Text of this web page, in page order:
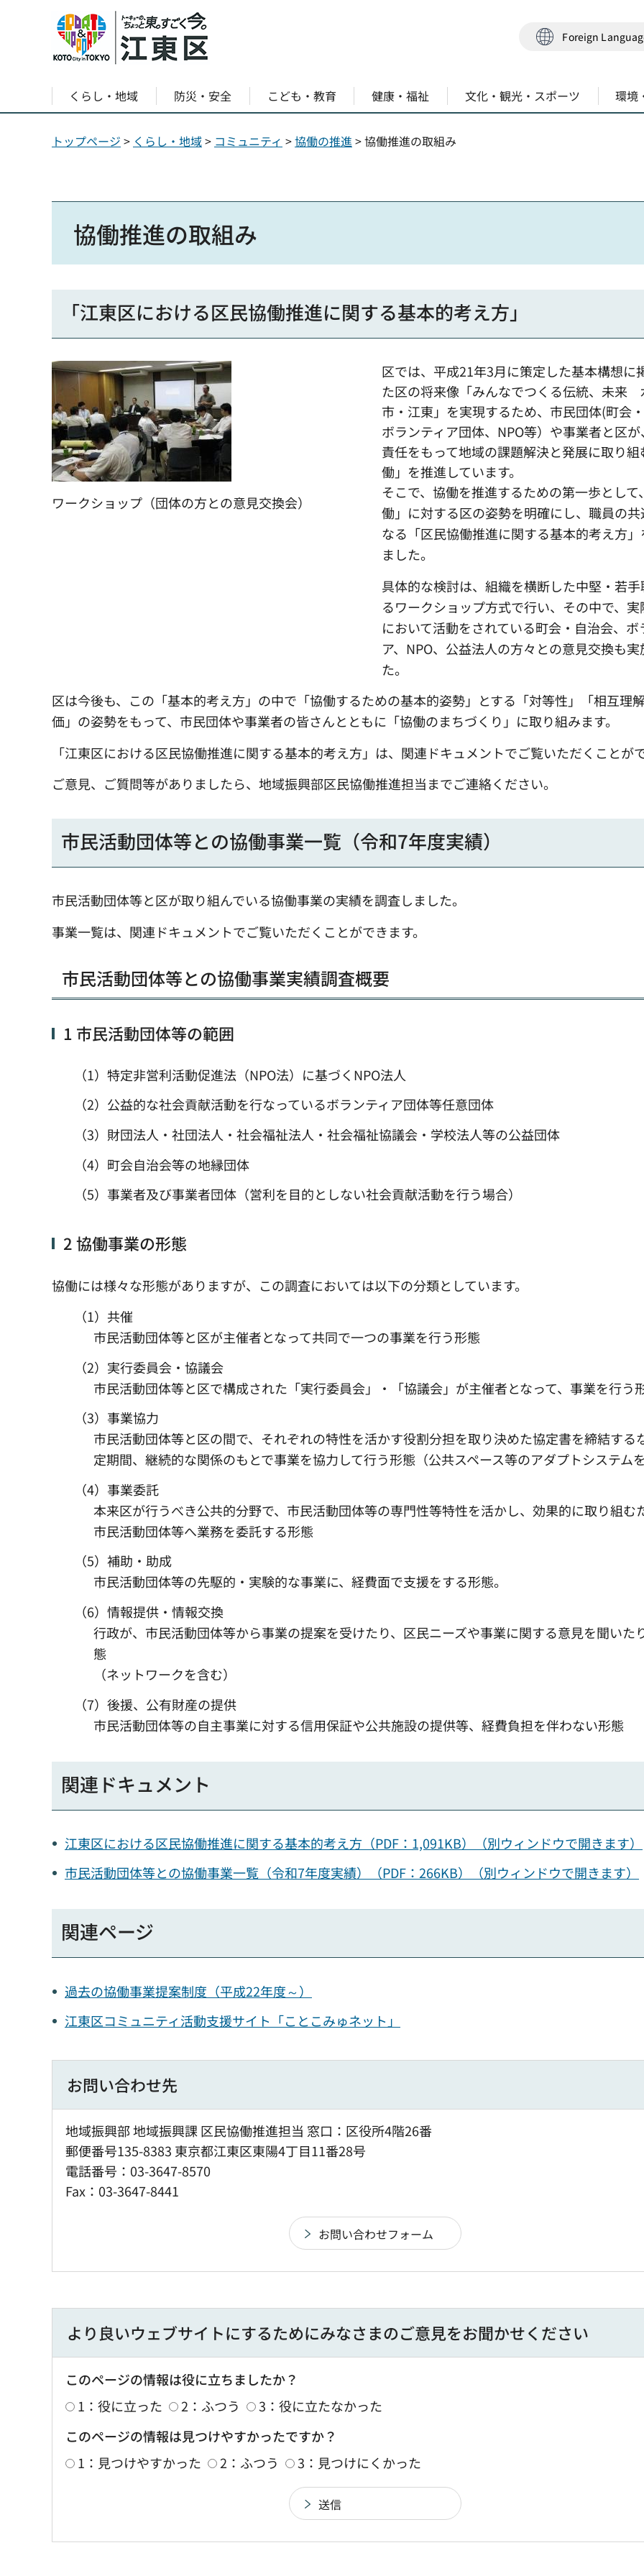
Foreign
くらし・地域 防災・安全 こども・教育 健康・福祉 文化・観光・スポーツ 環境
トップページ > くらし・地域> コミュニティ >協働の推進 > 協働推進の取組み
協働推進の取組み
「江東区における区民協働推進に関する基本的考え方」
ワークショップ（団体の方との意見交換会）
区では、平成21年3月に策定した基本構想に
た区の将来像「みんなでつくる伝統、未来
市・江東」を実現するため、市民団体(町会
ボランティア団体、NPO等）や事業者と区
責任をもって地域の課題解決と発展に取り組
働」を推進しています。
そこで、協働を推進するための第一歩として
働」に対する区の姿勢を明確にし、職員の
なる「区民協働推進に関する基本的考え方
ました。
具体的な検討は、組織を横断した中堅・若
るワークショップ方式で行い、その中で、
において活動をされている町会・自治会、ボ
ア、NPO、公益法人の方々との意見交換も
た。
区は今後も、この「基本的考え方」の中で「協働するための基本的姿勢」とする「対等性」「相互理
価」の姿勢をもって、市民団体や事業者の皆さんとともに「協働のまちづくり」に取り組みます。
「江東区における区民協働推進に関する基本的考え方」は、関連ドキュメントでご覧いただくことが
ご意見、ご質問等がありましたら、地域振興部区民協働推進担当までご連絡ください。
市民活動団体等との協働事業一覧（令和7年度実績）
市民活動団体等と区が取り組んでいる協働事業の実績を調査しました。
事業一覧は、関連ドキュメントでご覧いただくことができます。
市民活動団体等との協働事業実績調査概要
1 市民活動団体等の範囲
（1）特定非営利活動促進法（NPO法）に基づくNPO法人
（2）公益的な社会貢献活動を行なっているボランティア団体等任意団体
（3）財団法人・社団法人・社会福祉法人・社会福祉協議会・学校法人等の公益団体
（4）町会自治会等の地縁団体
（5）事業者及び事業者団体（営利を目的としない社会貢献活動を行う場合）
2 協働事業の形態
協働には様々な形態がありますが、この調査においては以下の分類としています。
（1）共催
市民活動団体等と区が主催者となって共同で一つの事業を行う形態
（2）実行委員会・協議会
市民活動団体等と区で構成された「実行委員会」・「協議会」が主催者となって、事業を行う
（3）事業協力
市民活動団体等と区の間で、それぞれの特性を活かす役割分担を取り決めた協定書を締結する
定期間、継続的な関係のもとで事業を協力して行う形態（公共スペース等のアダプトシステム
（4）事業委託
本来区が行うべき公共的分野で、市民活動団体等の専門性等特性を活かし、効果的に取り組む
市民活動団体等へ業務を委託する形態
（5）補助・助成
市民活動団体等の先駆的・実験的な事業に、経費面で支援をする形態。
（6）情報提供・情報交換
行政が、市民活動団体等から事業の提案を受けたり、区民ニーズや事業に関する意見を聞いた
態
（ネットワークを含む）
（7）後援、公有財産の提供
市民活動団体等の自主事業に対する信用保証や公共施設の提供等、経費負担を伴わない形態
関連ドキュメント
江東区における区民協働推進に関する基本的考え方（PDF：1,091KB）（別ウィンドウで開きます）
市民活動団体等との協働事業一覧（令和7年度実績）（PDF：266KB）（別ウィンドウで開きます）
関連ページ
過去の協働事業提案制度（平成22年度～）
江東区コミュニティ活動支援サイト「ことこみゅネット」
お問い合わせ先
地域振興部 地域振興課 区民協働推進担当 窓口：区役所4階26番
郵便番号135-8383 東京都江東区東陽4丁目11番28号
電話番号：03-3647-8570
Fax：03-3647-8441
より良いウェブサイトにするためにみなさまのご意見をお聞かせください
このページの情報は役に立ちましたか？
1：役に立った
2：ふつう
3：役に立たなかった
このページの情報は見つけやすかったですか？
1：見つけやすかった
2：ふつう 3：見つけにくかった